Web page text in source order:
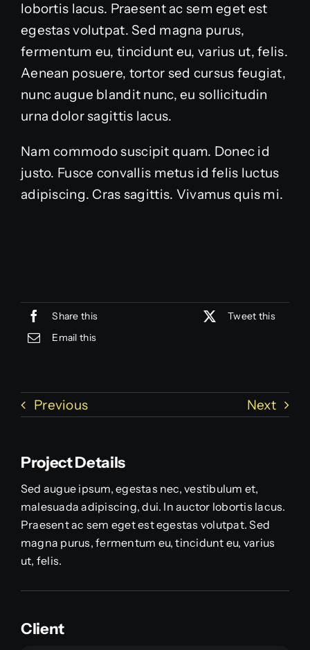
lobortis lacus. Praesent ac sem eget est
egestas volutpat. Sed magna purus,
fermentum eu, tincidunt eu, varius ut, felis.
Aenean posuere, tortor sed cursus feugiat,
nunc augue blandit nunc, eu sollicitudin
urna dolor sagittis lacus.
Nam commodo suscipit quam. Donec id
justo. Fusce convallis metus id felis luctus
adipiscing. Cras sagittis. Vivamus quis mi.
Share this
Tweet this
Email this
Previous Next
Project Details
Sed augue ipsum, egestas nec, vestibulum et,
malesuada adipiscing, dui. In auctor lobortis lacus.
Praesent ac sem eget est egestas volutpat. Sed
magna purus, fermentum eu, tincidunt eu, varius
ut, felis.
Client